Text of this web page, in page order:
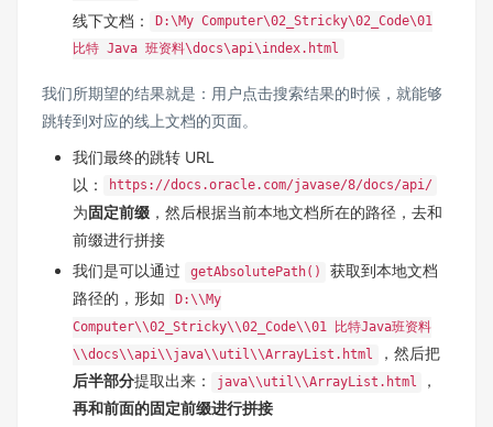
线下文档：
D:\My Computer\02_Stricky\02_Code\01
比特 Java 班资料\docs\api\index.html
我们所期望的结果就是：用户点击搜索结果的时候，就能够
跳转到对应的线上文档的页面。
我们最终的跳转 URL
以：
https://docs.oracle.com/javase/8/docs/api/
为固定前缀 ，然后根据当前本地文档所在的路径，去和
前缀进行拼接
我们是可以通过
getAbsolutePath()
获取到本地文档
路径的，形如
D:\\My
Computer\\02_Stricky\\02_Code\\01 比特Java班资料
\\docs\\api\\java\\util\\ArrayList.html
，然后把
后半部分提取出来： java\\util\\ArrayList.html
，
再和前面的固定前缀进行拼接